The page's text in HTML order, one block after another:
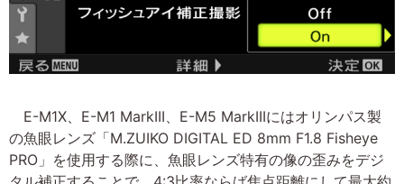
E-M1X、E-M1 MarkIII、E-M5 MarkIIIにはオリンパス製
の魚眼レンズ「M.ZUIKO DIGITAL ED 8mm F1.8 Fisheye
PRO」を使用する際に、魚眼レンズ特有の像の歪みをデジ